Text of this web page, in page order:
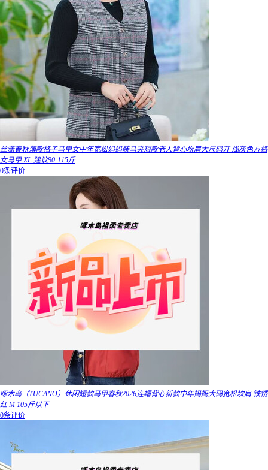
丝潇春秋薄款格子马甲女中年宽松妈妈装马夹短款老人背心坎肩大尺码开 浅灰色方格
女马甲 XL 建议90-115斤
0条评价
啄木鸟（TUCANO）休闲短款马甲春秋2026连帽背心新款中年妈妈大码宽松坎肩 铁锈
红 M 105斤以下
0条评价